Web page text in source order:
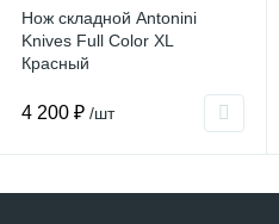
Нож складной Antonini
Knives Full Color XL
Красный
4 200 ₽ /шт